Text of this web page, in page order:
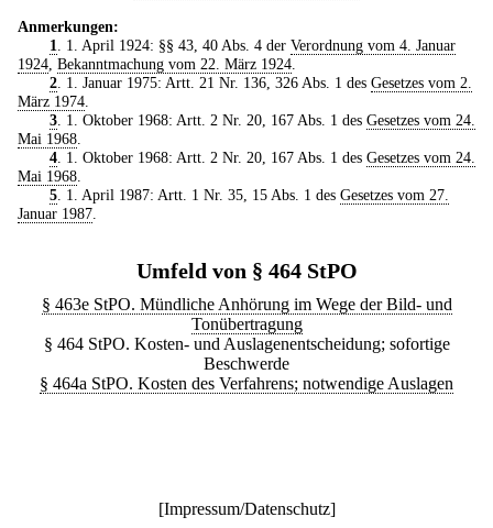
Anmerkungen:
1
. 1. April 1924: §§ 43, 40 Abs. 4 der Verordnung vom 4. Januar
1924 Bekanntmachung vom 22. März 1924
2. 1. Januar 1975: Artt. 21 Nr. 136, 326 Abs. 1 des Gesetzes vom 2.
März 1974
3. 1. Oktober 1968: Artt. 2 Nr. 20, 167 Abs. 1 des Gesetzes vom 24.
Mai 1968
4. 1. Oktober 1968: Artt. 2 Nr. 20, 167 Abs. 1 des Gesetzes vom 24.
Mai 1968
5. 1. April 1987: Artt. 1 Nr. 35, 15 Abs. 1 des Gesetzes vom 27.
Januar 1987
Umfeld von § 464 StPO
§ 463e StPO. Mündliche Anhörung im Wege der Bild- und
Tonübertragung
§ 464 StPO. Kosten- und Auslagenentscheidung; sofortige
Beschwerde
§ 464a StPO. Kosten des Verfahrens; notwendige Auslagen
[Impressum/Datenschutz]